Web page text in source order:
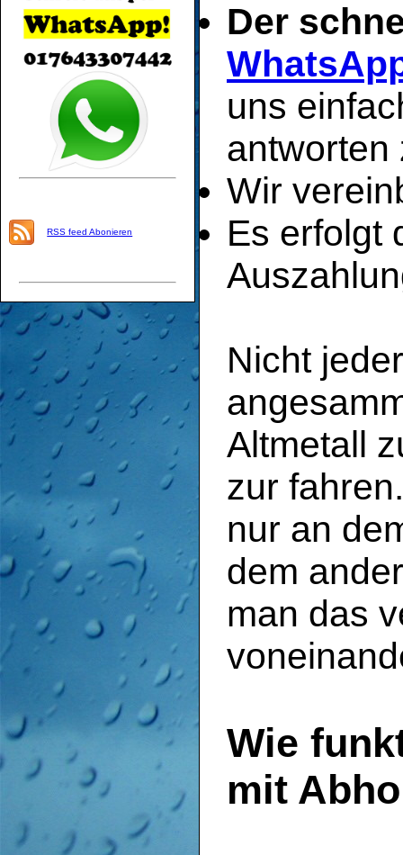
RSS feed Abonieren
Der
uns
antworten
Wir
Es erfolgt
Nicht
Altmetall
zur
nur an
dem
man das
Wie
mit